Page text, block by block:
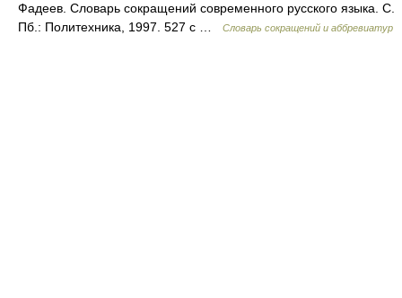
Фадеев. Словарь сокращений современного русского языка. С.
Пб.: Политехника, 1997. 527 с …
Словарь сокращений и аббревиатур